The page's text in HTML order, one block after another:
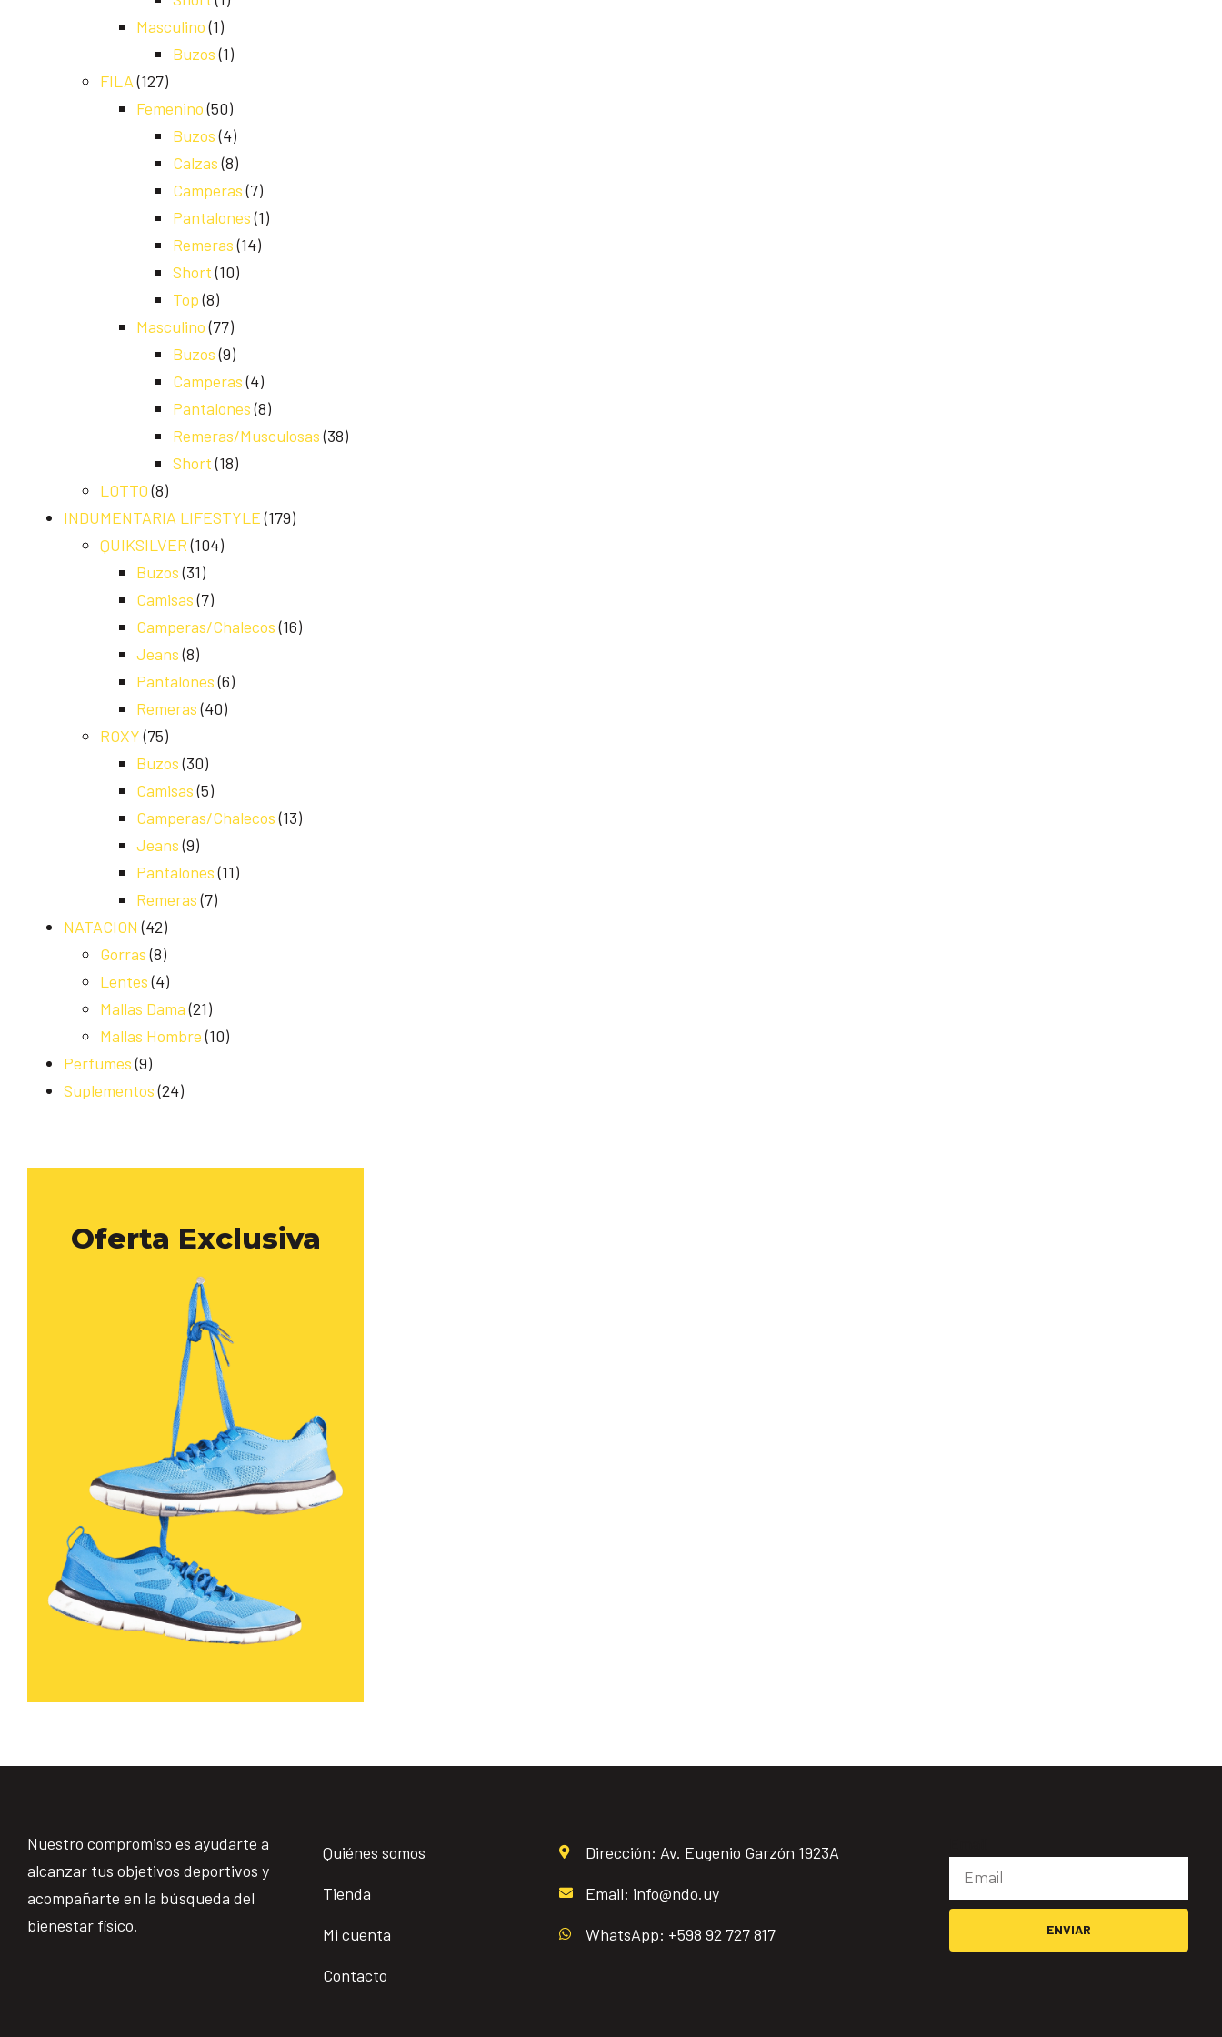
Masculino (1)
Buzos (1)
FILA (127)
Femenino (50)
Buzos (4)
Calzas (8)
Camperas (7)
Pantalones (1)
Remeras (14)
Short (10)
Top (8)
Masculino (77)
Buzos (9)
Camperas (4)
Pantalones (8)
Remeras/Musculosas (38)
Short (18)
LOTTO (8)
INDUMENTARIA LIFESTYLE (179)
QUIKSILVER (104)
Buzos (31)
Camisas (7)
Camperas/Chalecos (16)
Jeans (8)
Pantalones (6)
Remeras (40)
ROXY (75)
Buzos (30)
Camisas (5)
Camperas/Chalecos (13)
Jeans (9)
Pantalones (11)
Remeras (7)
NATACION (42)
Gorras (8)
Lentes (4)
Mallas Dama (21)
Mallas Hombre (10)
Perfumes (9)
Suplementos (24)
Oferta Exclusiva
Nuestro compromiso es ayudarte a
alcanzar tus objetivos deportivos y
acompañarte en la búsqueda del
bienestar físico.
Quiénes somos
Tienda
Mi cuenta
Contacto
Dirección: Av. Eugenio Garzón 1923A
Email: info@ndo.uy
WhatsApp: +598 92 727 817 ENVIAR